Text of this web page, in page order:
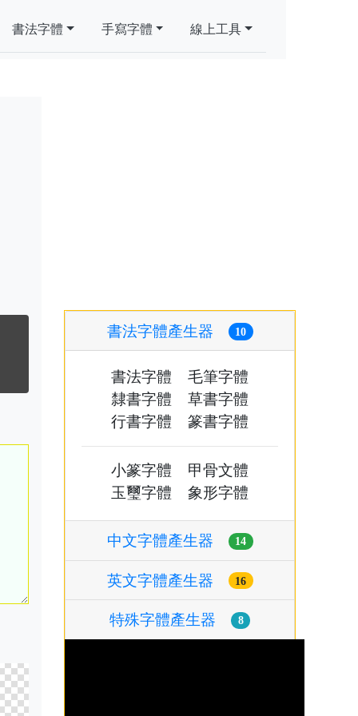
書法字體 手寫字體 線上工具
書法字體產生器 10
書法字體
毛筆字體
隸書字體
草書字體
行書字體
篆書字體
小篆字體
甲骨文體
玉璽字體
象形字體
中文字體產生器 14
英文字體產生器 16
特殊字體產生器 8